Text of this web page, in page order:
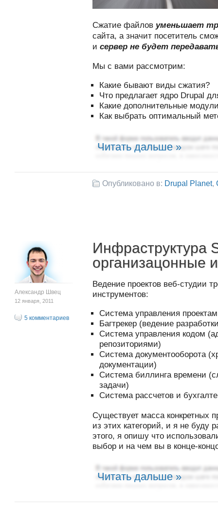
Сжатие файлов уменьшает
сайта, а значит посетитель
и сервер не будет
Мы с вами рассмотрим:
Какие бывают виды сжатия?
Что предлагает ядро Drupal
Какие дополнительные
Как выбрать оптимальный
Читать дальше »
Опубликовано в: Drupal Planet,
Александр Швец
12 января, 2011
5 комментариев
Инфраструктура
организацонные
Ведение проектов веб-студии
инструментов:
Система управления
Багтрекер (ведение
Система управления кодом
репозиториями)
Система документооборота
документации)
Система биллинга времени
задачи)
Система рассчетов и
Существует масса конкретных
из этих категорий, и я не буду
этого, я опишу что
выбор и на чем вы в конце-
Читать дальше »